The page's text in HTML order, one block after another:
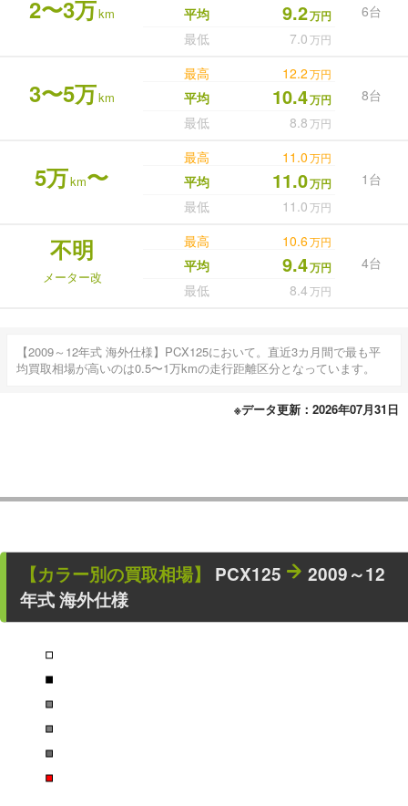
2〜3万km 6台
平均 9.2万円
最低 7.0万円
3〜5万km
最高 12.2万円
8台
平均 10.4万円
最低 8.8万円
5万km〜
最高 11.0万円
1台
平均 11.0万円
最低 11.0万円
不明
メーター改
最高 10.6万円
4台
平均 9.4万円
最低 8.4万円
【2009～12年式 海外仕様】PCX125において。直近3カ月間で最も平
均買取相場が高いのは0.5〜1万kmの走行距離区分となっています。
※データ更新：2026年07月31日
【カラー別の買取相場】 PCX125
2009～12
年式 海外仕様
■
■
■
■
■
■